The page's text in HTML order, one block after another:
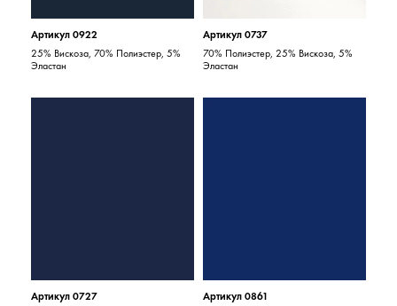
Артикул 0922
25% Вискоза, 70% Полиэстер, 5%
Эластан
Артикул 0737
70% Полиэстер, 25% Вискоза, 5%
Эластан
Артикул 0727 Артикул 0861